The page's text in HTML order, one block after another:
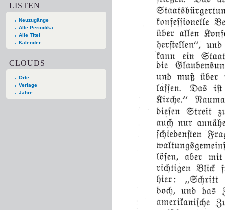
LISTEN
Neuzugänge
Alle Periodika
Alle Titel
Kalender
CLOUDS
Orte
Verlage
Jahre